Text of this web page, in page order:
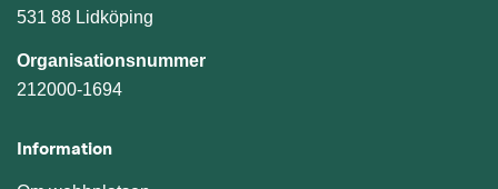
531 88 Lidköping
Organisationsnummer
212000-1694
Information